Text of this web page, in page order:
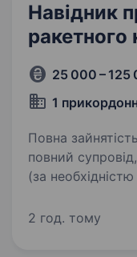
начальника
Навідник
ракетного
25 000 – 125
1
Повна зайнятість. Зверніть увагу! Ми
повний супровід,
(за
2 год. тому